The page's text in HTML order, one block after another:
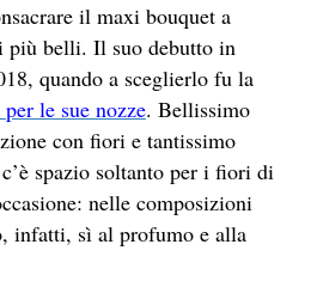
il maxi bouquet a
più belli. Il suo debutto in
quando a sceglierlo fu la
le sue nozze. Bellissimo
con fiori e tantissimo
spazio soltanto per i fiori di
nelle composizioni
infatti, sì al profumo e alla